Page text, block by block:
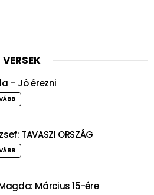
VERSEK
– Jó érezni
TAVASZI ORSZÁG
Március 15-ére